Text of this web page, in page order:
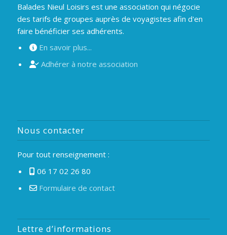
Balades Nieul Loisirs est une association qui négocie
des tarifs de groupes auprès de voyagistes afin d'en
faire bénéficier ses adhérents.
En savoir plus...
Adhérer à notre association
Nous contacter
Pour tout renseignement :
06 17 02 26 80
Formulaire de contact
Lettre d’informations